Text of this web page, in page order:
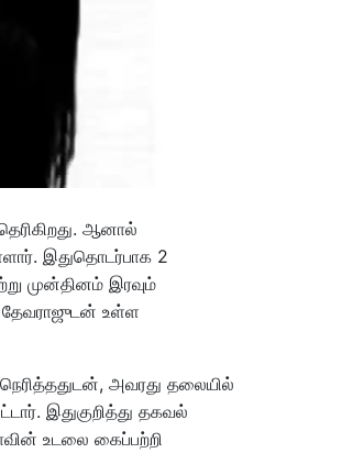
ஆனால்
இதுதொடர்பாக 2
முன்தினம் இரவும்
தேவராஜுடன் உள்ள
அவரது தலையில்
இதுகுறித்து தகவல்
உடலை கைப்பற்றி